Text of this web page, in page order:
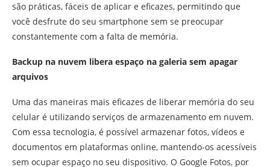
são práticas, fáceis de aplicar e eficazes, permitindo que
você desfrute do seu smartphone sem se preocupar
constantemente com a falta de memória.
Backup na nuvem libera espaço na galeria sem apagar
arquivos
Uma das maneiras mais eficazes de liberar memória do seu
celular é utilizando serviços de armazenamento em nuvem.
Com essa tecnologia, é possível armazenar fotos, vídeos e
documentos em plataformas online, mantendo-os acessíveis
sem ocupar espaço no seu dispositivo. O Google Fotos, por